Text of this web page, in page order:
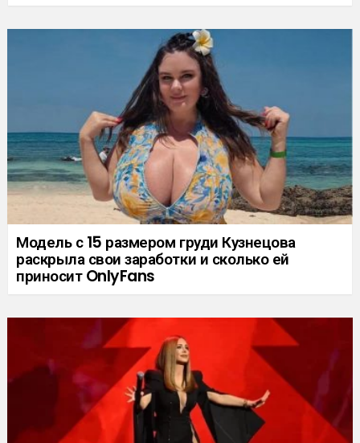
Модель с 15 размером груди Кузнецова
раскрыла свои заработки и сколько ей
приносит OnlyFans